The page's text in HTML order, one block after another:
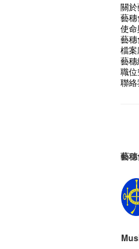
關
藝
使命
藝
檔
藝
職
聯
藝